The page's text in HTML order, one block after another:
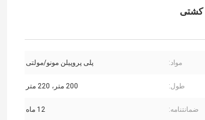
مواد: پلی پروپیلن مونو/مولتی
طول: 200 متر، 220 متر
ضمانتنامه: 12 ماه